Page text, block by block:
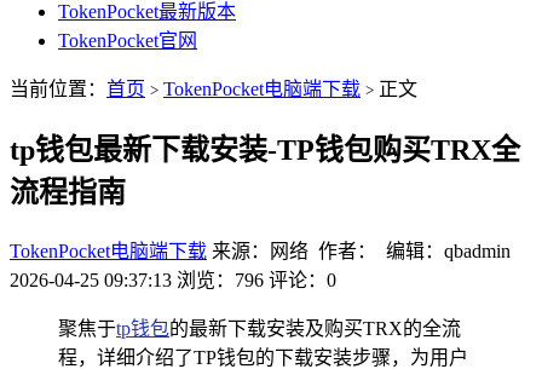
TokenPocket最新版本
TokenPocket官网
当前位置： 首页 > TokenPocket电脑端下载 > 正文
tp钱包最新下载安装-TP钱包购买TRX全
流程指南
TokenPocket电脑端下载 来源：网络 作者： 编辑：qbadmin
2026-04-25 09:37:13 浏览：796 评论：0
聚焦于tp钱包的最新下载安装及购买TRX的全流
程，详细介绍了TP钱包的下载安装步骤，为用户